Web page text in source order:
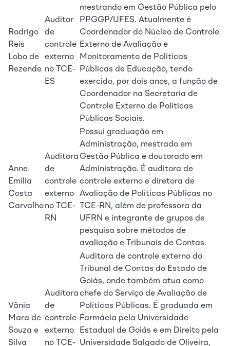
Rodrigo
Reis
Lobo de
Rezende
Auditor
de
controle
externo
no TCE-
ES
mestrando em Gestão Pública pelo
PPGGP/UFES. Atualmente é
Coordenador do Núcleo de Controle
Externo de Avaliação e
Monitoramento de Políticas
Públicas de Educação, tendo
exercido, por dois anos, a função de
Coordenador na Secretaria de
Controle Externo de Políticas
Públicas Sociais.
Anne
Emília
Costa
Carvalho
Auditora
de
controle
externo
no TCE-
RN
Possui graduação em
Administração, mestrado em
Gestão Pública e doutorado em
Administração. É auditora de
controle externo e diretora de
Avaliação de Políticas Públicas no
TCE-RN, além de professora da
UFRN e integrante de grupos de
pesquisa sobre métodos de
avaliação e Tribunais de Contas.
Vânia
Mara de
Souza e
Silva
Auditora
de
controle
externo
no TCE-
Auditora de controle externo do
Tribunal de Contas do Estado de
Goiás, onde também atua como
chefe do Serviço de Avaliação de
Políticas Públicas. É graduada em
Farmácia pela Universidade
Estadual de Goiás e em Direito pela
Universidade Salgado de Oliveira,